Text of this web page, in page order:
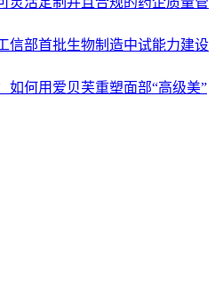
信部首批生物制造中试能力建设
如何用爱贝芙重塑面部“高级美”